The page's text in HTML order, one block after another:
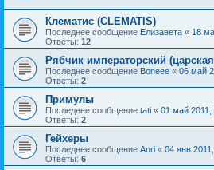
Клематис (CLEMATIS)
Последнее сообщение Елизавета « 18
Ответы: 12
Рябчик императорский
Последнее сообщение Boneee « 06 май
Ответы: 2
Примулы
Последнее сообщение tati « 01 май 2011,
Ответы: 2
Гейхеры
Последнее сообщение Anri « 04 янв
Ответы: 6